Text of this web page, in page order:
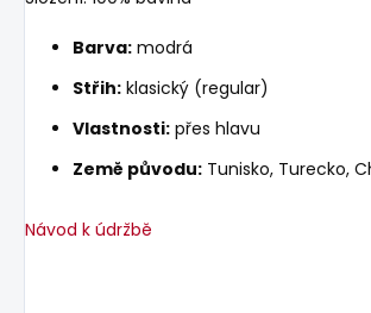
Barva: modrá
Střih: klasický (regular)
Vlastnosti: přes hlavu
Země původu: Tunisko, Turecko,
Návod k údržbě